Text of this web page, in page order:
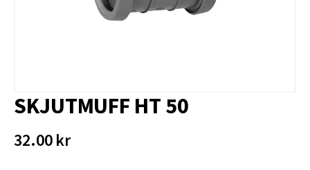
SKJUTMUFF HT 50
32.00kr